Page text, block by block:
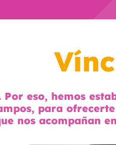
eso, hemos
para
nos acompañan